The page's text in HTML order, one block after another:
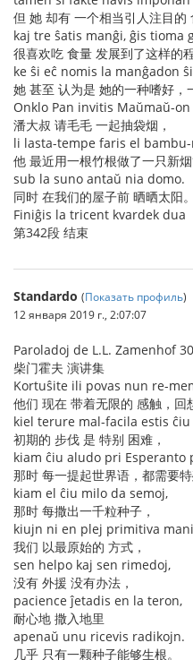
但 她 却有 一个相当引人注目的
kaj tre ŝatis manĝi, ĝis tioma
很喜欢吃 食量 发展到了这样的
ke ŝi eĉ nomis la manĝadon
她 甚至 认为是 她的一种嗜好，
Onklo Pan invitis Maŭmaŭ-
潘大叔 请毛毛 一起抽袋烟，
li lasta-tempe faris el
他 最近用一根竹根做了一只新烟
sub la suno antaŭ nia domo.
同时 在我们的屋子前 晒晒太阳。
Finiĝis la tricent kvardek dua
第342段 结束
Standardo (Показать профиль)
12 января 2019 г., 2:07:07
Paroladoj de L.L. Zamenhof
柴门霍夫 演讲集
Kortuŝite ili povas nun re-
他们 现在 带着无限的 感触，回
kiel terure mal-facila estis
初期的 步伐 是 特别 困难，
kiam ĉiu aludo pri Esperanto
那时 每一提起世界语，都需要特
kiam el ĉiu milo da semoj,
那时 每撒出一千粒种子，
kiujn ni en plej primitiva
我们 以最原始的 方式，
sen helpo kaj sen rimedoj,
没有 外援 没有办法，
pacience ĵetadis en la teron,
耐心地 撒入地里
apenaŭ unu ricevis radikojn.
几乎 只有一颗种子能够生根。